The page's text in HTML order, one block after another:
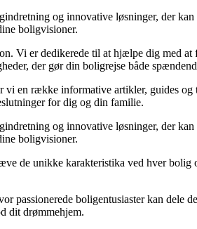
og innovative løsninger, der
boligvisioner.
Vi er dedikerede til at hjælpe dig med
der gør din boligrejse både
en række informative artikler, guides
for dig og din familie.
og innovative løsninger, der
boligvisioner.
de unikke karakteristika ved hver bolig
passionerede boligentusiaster kan dele
dit drømmehjem.